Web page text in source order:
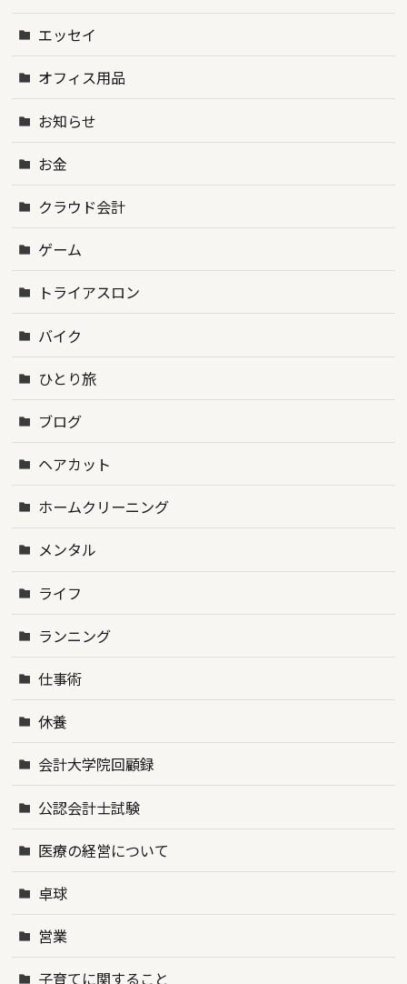
エッセイ
オフィス用品
お知らせ
お金
クラウド会計
ゲーム
トライアスロン
バイク
ひとり旅
ブログ
ヘアカット
ホームクリーニング
メンタル
ライフ
ランニング
仕事術
休養
会計大学院回顧録
公認会計士試験
医療の経営について
卓球
営業
子育てに関すること